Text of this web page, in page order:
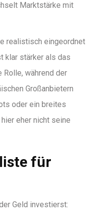
Marktstärke mit
realistisch eingeordnet
klar stärker als das
Rolle, während der
Großanbietern
oder ein breites
eher nicht seine
für
Geld investierst: